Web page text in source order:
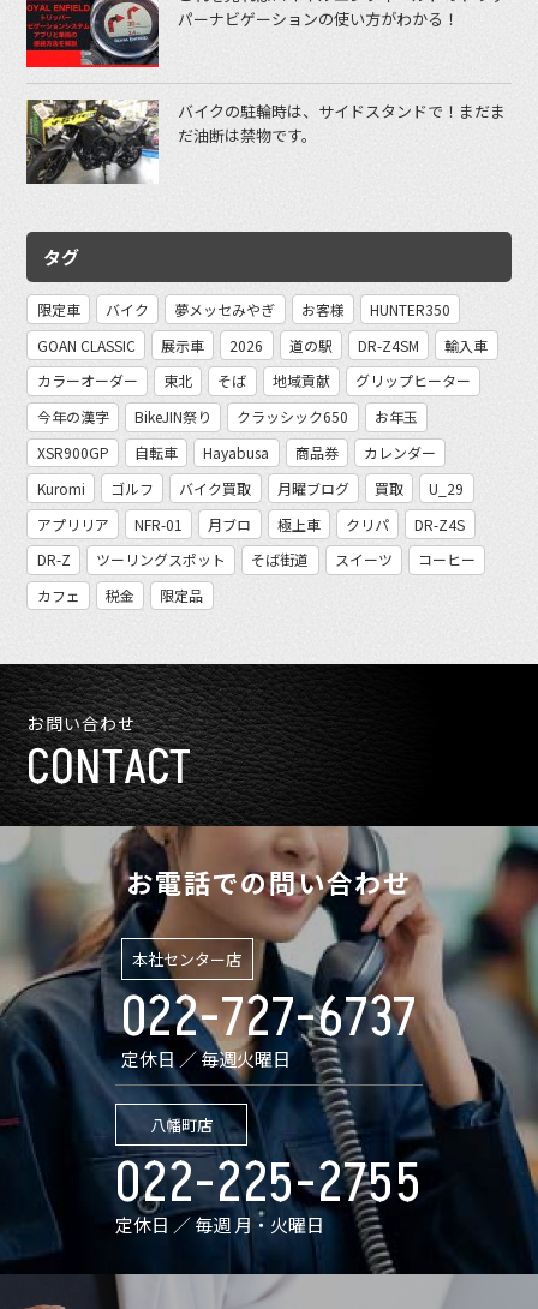
パーナビゲーションの使い方がわかる！
バイクの駐輪時は、サイドスタンドで！まだま
だ油断は禁物です。
タグ
限定車 バイク 夢メッセみやぎ お客様
HUNTER350
GOAN CLASSIC
展示車 2026 道の駅 DR-Z4SM
輸入車
カラーオーダー
東北 そば 地域貢献
グリップヒーター
今年の漢字
BikeJIN祭り クラッシック650
お年玉
XSR900GP
自転車 Hayabusa 商品券
カレンダー
Kuromi
ゴルフ バイク買取 月曜ブログ 買取
U_29
アプリリア
NFR-01 月ブロ 極上車 クリパ
DR-Z4S
DR-Z
ツーリングスポット そば街道 スイーツ
コーヒー
カフェ
税金 限定品
お問い合わせ
CONTACT
お電話での問い合わせ
本社センター店
022-727-6737
定休日 ／ 毎週火曜日
八幡町店
022-225-2755
定休日 ／ 毎週 月・火曜日